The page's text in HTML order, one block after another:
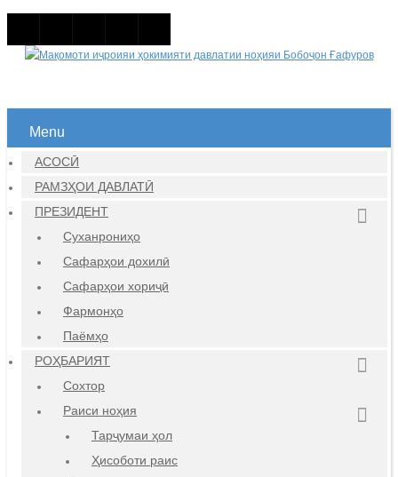
Menu
АСОСӢ
РАМЗҲОИ ДАВЛАТӢ
ПРЕЗИДЕНТ
Суханрониҳо
Сафарҳои дохилӣ
Сафарҳои хориҷӣ
Фармонҳо
Паёмҳо
РОҲБАРИЯТ
Сохтор
Раиси ноҳия
Тарҷумаи ҳол
Ҳисоботи раис